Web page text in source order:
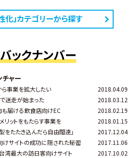
化」カテゴリーから探す
ックナンバー
ャー
事業を拡大したい
2018.04.09
迷走が始まった
2018.03.12
届ける飲食店向けEC
2018.02.19
リットをもたらす事業を
2018.01.15
をたたき込んだら自由闊達」
2017.12.04
サイトの成功に隠された秘密
2017.11.06
湾最大の訪日客向けサイト
2017.10.02